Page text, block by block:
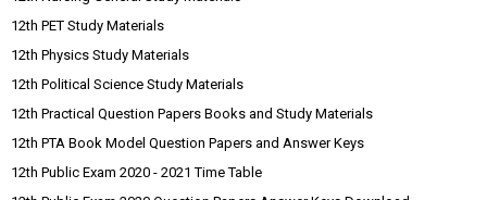
12th PET Study Materials
12th Physics Study Materials
12th Political Science Study Materials
12th Practical Question Papers Books and Study Materials
12th PTA Book Model Question Papers and Answer Keys
12th Public Exam 2020 - 2021 Time Table